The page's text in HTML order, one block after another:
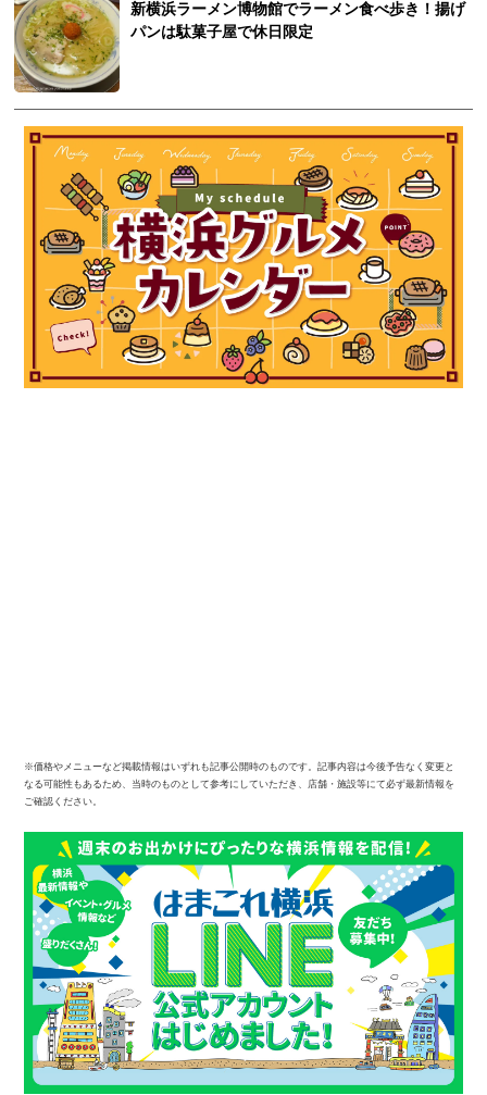
新横浜ラーメン博物館でラーメン食べ歩き！揚げ
パンは駄菓子屋で休日限定
※価格やメニューなど掲載情報はいずれも記事公開時のものです。記事内容は今後予告なく変更と
なる可能性もあるため、当時のものとして参考にしていただき、店舗・施設等にて必ず最新情報を
ご確認ください。